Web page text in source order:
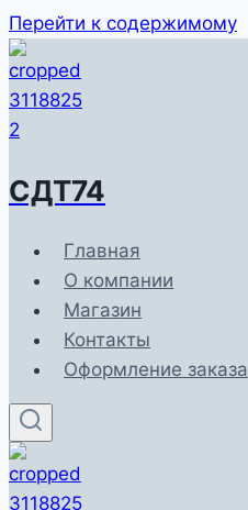
Перейти к содержимому
СДТ74
Главная
О компании
Магазин
Контакты
Оформление заказа